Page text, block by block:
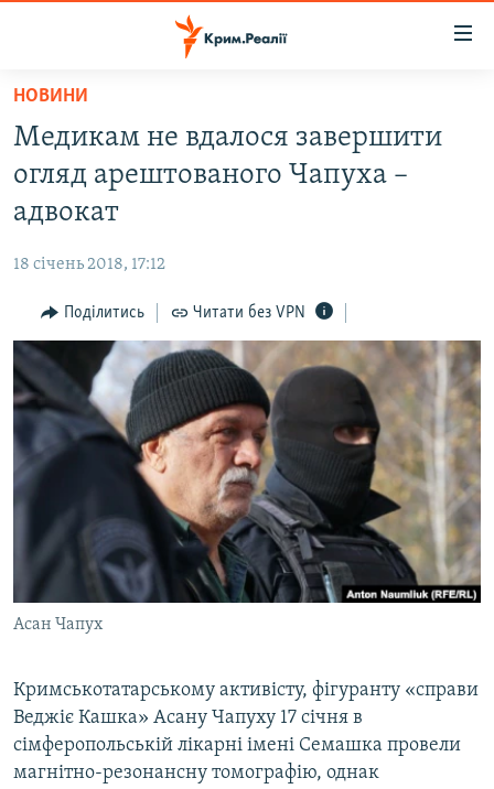
Перейти
основного
матеріалу
до
основної
Перейти
до
пошуку
ВОДА.КРИМ
ВІДЕО ТА ФОТО
БЛОГИ
ПОГЛЯД
ІНТЕРВ'Ю
ВСЕ ЗА ДЕНЬ
СПЕЦПРОЕКТИ
ВІДЕОУРОКИ «ELIFBE»
СВІДЧЕННЯ ОКУПАЦІЇ
УКРАЇНСЬКА ПРОБЛЕМА КРИМУ
ІНФОГРАФІКА
ЯК ОБІЙТИ БЛОКУВАННЯ
Русский
Qırımtatar
ДОЛУЧАЙСЯ!
Усі сайти RFE/RL
НОВИНИ
Медикам не вдалося завершити
огляд арештованого Чапуха –
адвокат
18 січень 2018, 17:12
Поділитись Читати без VPN
Асан Чапух
Кримськотатарському активісту, фігуранту «справи
Веджіє Кашка» Асану Чапуху 17 січня в
сімферопольській лікарні імені Семашка провели
магнітно-резонансну томографію, однак